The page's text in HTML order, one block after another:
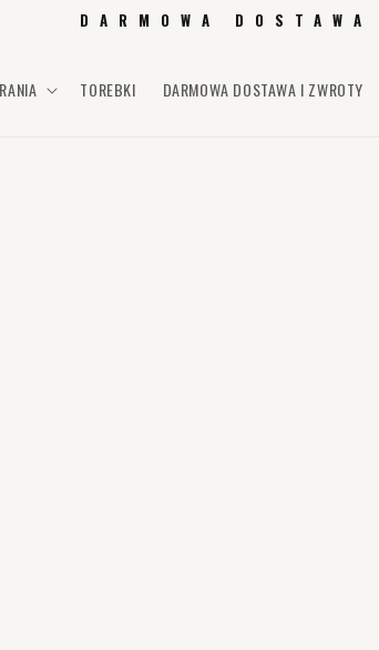
DARMOWA
TOREBKI DARMOWA DOSTAWA I ZWROTY